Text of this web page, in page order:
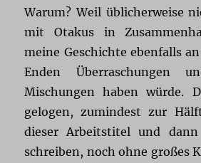
Warum? Weil üblicherweise
mit Otakus in
meine Geschichte ebenfalls
Enden Überraschungen
Mischungen haben würde.
gelogen, zumindest zur
dieser Arbeitstitel und
schreiben, noch ohne großes